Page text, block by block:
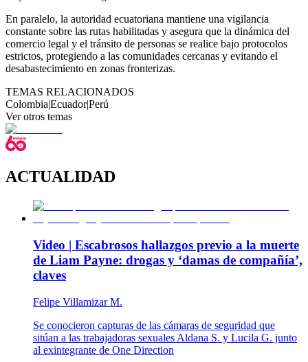
En paralelo, la autoridad ecuatoriana mantiene una vigilancia
constante sobre las rutas habilitadas y asegura que la dinámica del
comercio legal y el tránsito de personas se realice bajo protocolos
estrictos, protegiendo a las comunidades cercanas y evitando el
desabastecimiento en zonas fronterizas.
TEMAS RELACIONADOS
Colombia|Ecuador|Perú
Ver otros temas
ACTUALIDAD
Video | Escabrosos hallazgos previo a la muerte
de Liam Payne: drogas y ‘damas de compañía’,
claves
Felipe Villamizar M.
Se conocieron capturas de las cámaras de seguridad que
sitúan a las trabajadoras sexuales Aldana S. y Lucila G. junto
al exintegrante de One Direction